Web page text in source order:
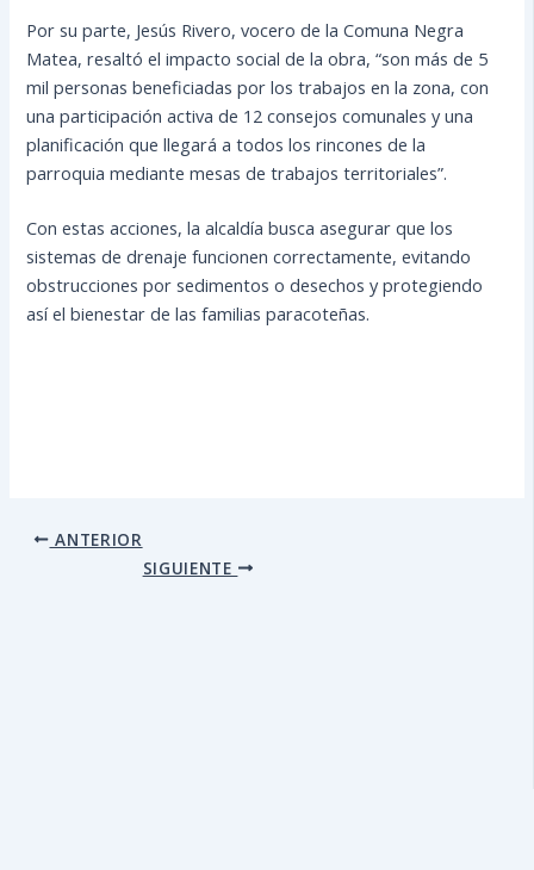
Por su parte, Jesús Rivero, vocero de la Comuna Negra
Matea, resaltó el impacto social de la obra, “son más de 5
mil personas beneficiadas por los trabajos en la zona, con
una participación activa de 12 consejos comunales y una
planificación que llegará a todos los rincones de la
parroquia mediante mesas de trabajos territoriales”.
Con estas acciones, la alcaldía busca asegurar que los
sistemas de drenaje funcionen correctamente, evitando
obstrucciones por sedimentos o desechos y protegiendo
así el bienestar de las familias paracoteñas.
ANTERIOR
SIGUIENTE